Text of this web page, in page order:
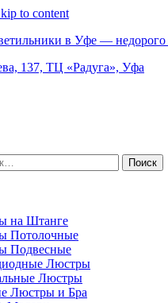
to content
в Уфе — недорого
137, ТЦ «Радуга», Уфа
на Штанге
Потолочные
Подвесные
Люстры
Люстры
Люстры и Бра